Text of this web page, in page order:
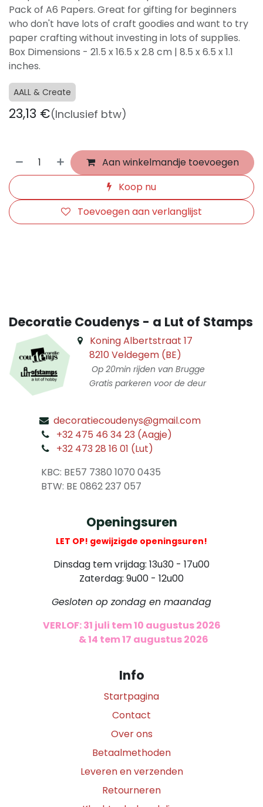
Pack of A6 Papers. Great for gifting for beginners
who don't have lots of craft goodies and want to try
paper crafting without investing in lots of supplies.
Box Dimensions - 21.5 x 16.5 x 2.8 cm | 8.5 x 6.5 x 1.1
inches.
AALL & Create
23,13 €(Inclusief btw)
Aan winkelmandje toevoegen
Koop nu
Toevoegen aan verlanglijst
Decoratie Coudenys - a Lut of Stamps
Koning Albertstraat 17
8210 Veldegem (BE)
Op 20min rijden van Brugge
Gratis parkeren voor de deur
decoratiecoudenys@gmail.com
+32 475 46 34 23 (Aagje)
+32 473 28 16 01 (Lut)
KBC: BE57 7380 1070 0435
​ BTW: BE 0862 237 057
Openingsuren
LET OP! gewijzigde openingsuren!
Dinsdag tem vrijdag: 13u30 - 17u00
Zaterdag: 9u00 - 12u00
Gesloten op zondag en maandag
VERLOF: 31 juli tem 10 augustus 2026
& 14 tem 17 augustus 2026
Info
Startpagina
Contact
Over ons
Betaalmethoden
Leveren en verzenden
Retourneren